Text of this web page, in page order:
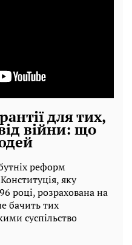
для тих,
війни: що
реформ
яку
році, розрахована на
бачить тих
суспільство